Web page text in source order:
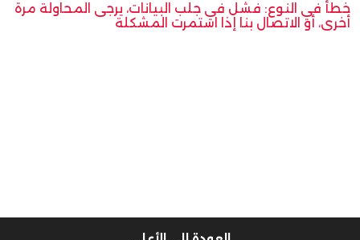
خطأ في النوع: فشل في جلب البيانات، يرجى المحاولة مرة
أخرى، أو الاتصال بنا إذا استمرت المشكلة